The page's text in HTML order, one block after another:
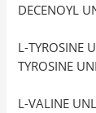
DECENOYL
L-
TYROSINE
L-VALINE